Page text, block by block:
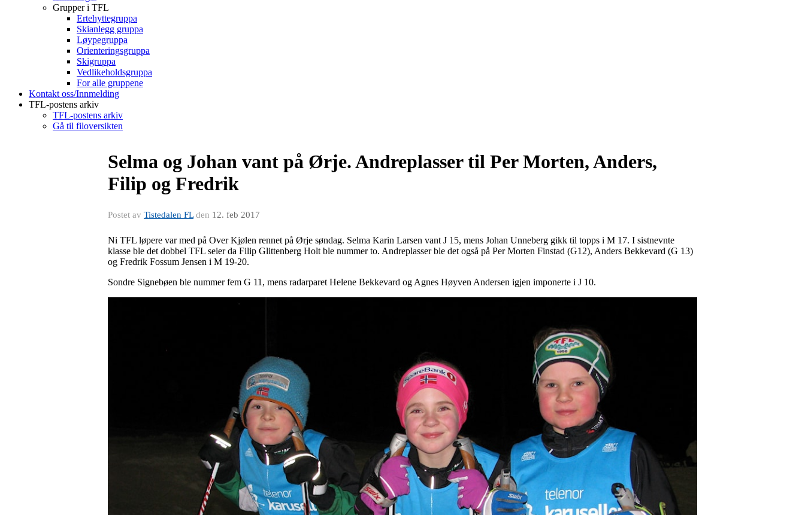
Grupper i TFL
Ertehyttegruppa
Skianlegg gruppa
Løypegruppa
Orienteringsgruppa
Skigruppa
Vedlikeholdsgruppa
For alle gruppene
Kontakt oss/Innmelding
TFL-postens arkiv
TFL-postens arkiv
Gå til filoversikten
Selma og Johan vant på Ørje. Andreplasser til Per Morten, Anders,
Filip og Fredrik
Postet av Tistedalen FLden 12. feb 2017
Ni TFL løpere var med på Over Kjølen rennet på Ørje søndag. Selma Karin Larsen vant J 15, mens Johan Unneberg gikk til topps i M 17. I sistnevnte
klasse ble det dobbel TFL seier da Filip Glittenberg Holt ble nummer to. Andreplasser ble det også på Per Morten Finstad (G12), Anders Bekkevard (G 13)
og Fredrik Fossum Jensen i M 19-20.
Sondre Signebøen ble nummer fem G 11, mens radarparet Helene Bekkevard og Agnes Høyven Andersen igjen imponerte i J 10.